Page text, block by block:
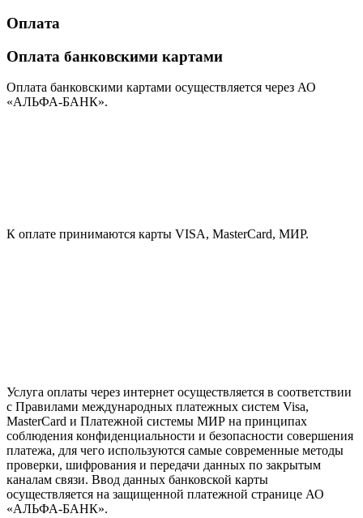
Оплата
Оплата банковскими картами
Оплата банковскими картами осуществляется через АО
«АЛЬФА-БАНК».
К оплате принимаются карты VISA, MasterCard, МИР.
Услуга оплаты через интернет осуществляется в соответствии
с Правилами международных платежных систем Visa,
MasterCard и Платежной системы МИР на принципах
соблюдения конфиденциальности и безопасности совершения
платежа, для чего используются самые современные методы
проверки, шифрования и передачи данных по закрытым
каналам связи. Ввод данных банковской карты
осуществляется на защищенной платежной странице АО
«АЛЬФА-БАНК».